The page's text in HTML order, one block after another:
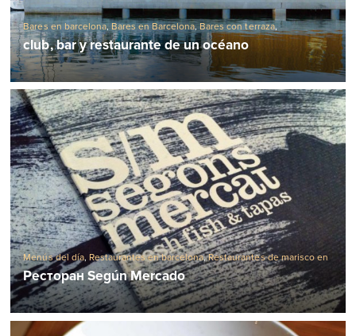
Bares en barcelona, Bares en Barcelona,Bares con terraza,
restaurantes caros en Barcelona,Restaurantes en barcelona
club, bar y restaurante de un océano
Menús del día, Restaurantes en barcelona,Restaurantes de marisco en
Barcelona
Ресторан Según Mercado